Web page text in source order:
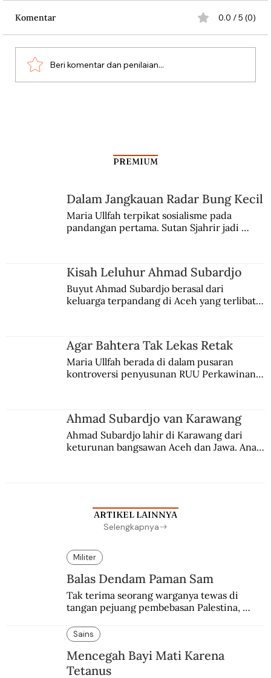
Aksi Koboi Jenderal Moestopo
Komentar 0.0 / 5 (0)
Beri komentar dan penilaian...
PREMIUM
Dalam Jangkauan Radar Bung Kecil
Maria Ullfah terpikat sosialisme pada
pandangan pertama. Sutan Sjahrir jadi
Kisah Leluhur Ahmad Subardjo
Buyut Ahmad Subardjo berasal dari
keluarga terpandang di Aceh yang terlibat
Agar Bahtera Tak Lekas Retak
Maria Ullfah berada di dalam pusaran
kontroversi penyusunan RUU Perkawinan.
Ahmad Subardjo van Karawang
Ahmad Subardjo lahir di Karawang dari
keturunan bangsawan Aceh dan Jawa. Anak
ARTIKEL LAINNYA
Selengkapnya
Militer
Balas Dendam Paman Sam
Tak terima seorang warganya tewas di
tangan pejuang pembebasan Palestina,
pembalasan.
Sains
Mencegah Bayi Mati Karena
Tetanus